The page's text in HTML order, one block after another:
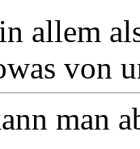
allem
von
man